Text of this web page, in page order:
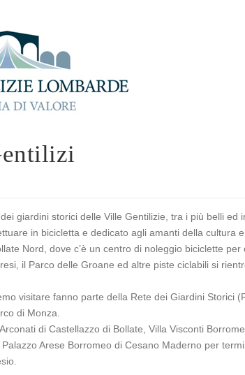
giardini storici delle Ville Gentilizie, tra i più belli ed
in bicicletta e dedicato agli amanti della cultura e
Nord, dove c’è un centro di noleggio biciclette
il Parco delle Groane ed altre piste ciclabili si
visitare fanno parte della Rete dei Giardini Storici
di Monza.
di Castellazzo di Bollate, Villa Visconti
Arese Borromeo di Cesano Maderno per